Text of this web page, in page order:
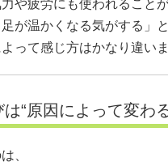
や疲労にも使われることが
足が温かくなる気がする」
って感じ方はかなり違いま
“原因によって変わ
、